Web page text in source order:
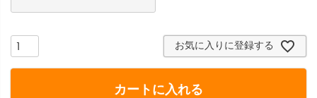
お気に入りに登録する
カートに入れる